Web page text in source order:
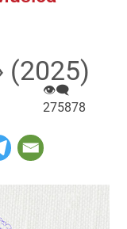
(2025)
👁‍🗨
275878